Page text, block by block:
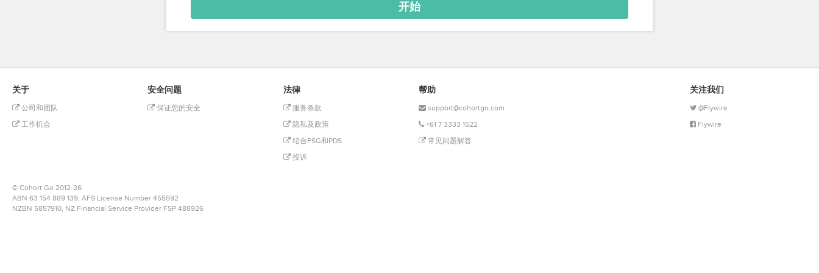
关于
公司和团队
工作机会
安全问题
保证您的安全
法律
服务条款
隐私及政策
结合FSG和PDS
投诉
帮助
support@cohortgo.com
+61 7 3333 1522
常见问题解答
关注我们
@Flywire
Flywire
© Cohort Go 2012-26
ABN 63 154 889 139, AFS License Number 455592
NZBN 5857910, NZ Financial Service Provider FSP 488926